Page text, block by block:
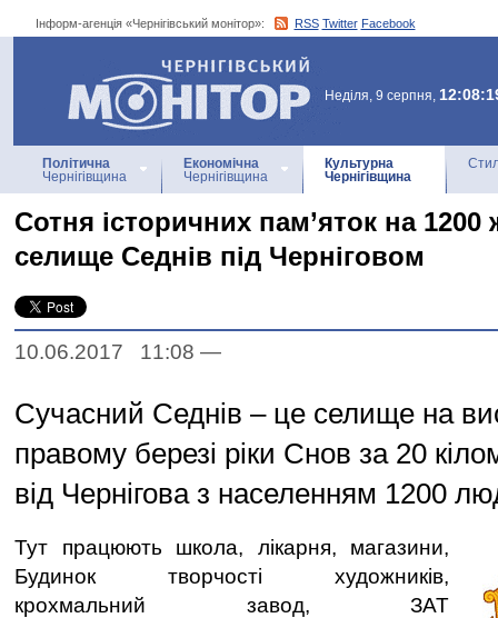
Інформ-агенція «Чернігівський монітор»: RSS Twitter Facebook
Інформ-агенція
«Чернігівський монітор»
Неділя, 9 серпня,
Політична
Чернігівщина
Економічна
Чернігівщина
Культурна
Чернігівщина
Сотня історичних пам’яток на 1200
селище Седнів під Черніговом
10.06.2017 11:08 —
Сучасний Седнів – це селище на
правому березі ріки Снов за 20
від Чернігова з населенням 1200
Тут працюють школа, лікарня, магазини,
Будинок творчості художників,
крохмальний завод, ЗАТ